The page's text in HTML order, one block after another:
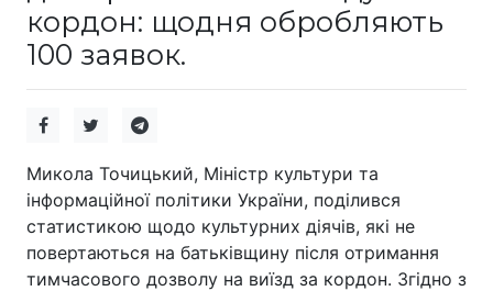
кордон: щодня обробляють
100 заявок.
Микола Точицький, Міністр культури та
інформаційної політики України, поділився
статистикою щодо культурних діячів, які не
повертаються на батьківщину після отримання
тимчасового дозволу на виїзд за кордон. Згідно з